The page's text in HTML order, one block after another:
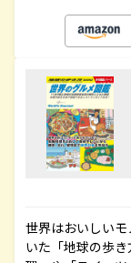
世界はおいしい
いた「地球の歩